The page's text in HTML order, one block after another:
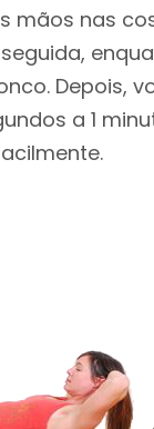
mãos nas
Depois,
a 1